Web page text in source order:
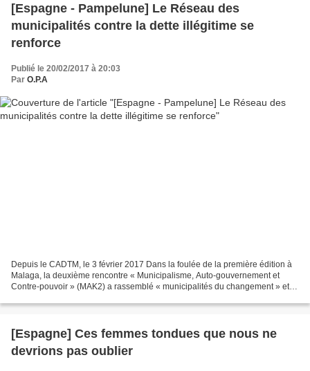
[Espagne - Pampelune] Le Réseau des
municipalités contre la dette illégitime se
renforce
Publié le 20/02/2017 à 20:03
Par O.P.A
Depuis le CADTM, le 3 février 2017 Dans la foulée de la première édition à
Malaga, la deuxième rencontre « Municipalisme, Auto-gouvernement et
Contre-pouvoir » (MAK2) a rassemblé « municipalités du changement » et
[Espagne] Ces femmes tondues que nous ne
devrions pas oublier